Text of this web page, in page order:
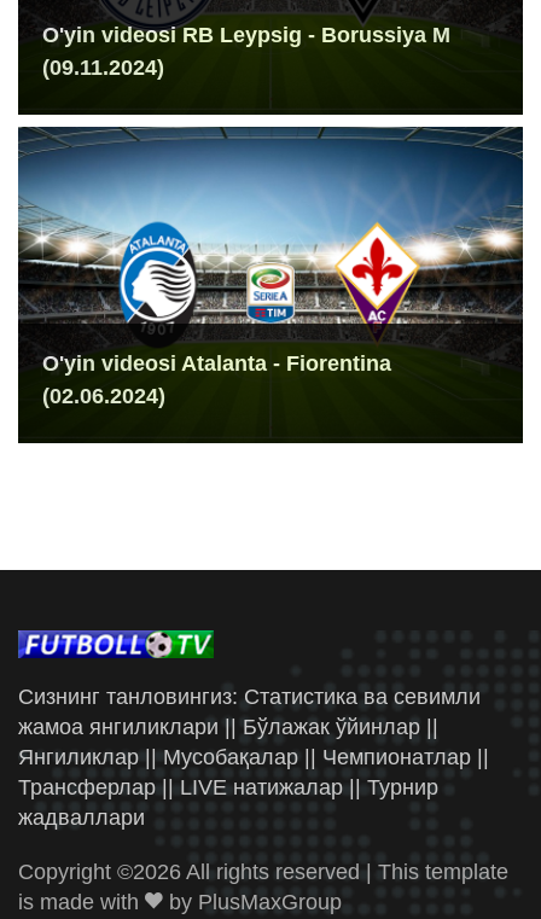
O'yin videosi RB Leypsig - Borussiya M
(09.11.2024)
O'yin videosi Atalanta - Fiorentina
(02.06.2024)
Сизнинг танловингиз: Статистика ва севимли
жамоа янгиликлари || Бўлажак ўйинлар ||
Янгиликлар || Мусобақалар || Чемпионатлар ||
Трансферлар || LIVE натижалар || Турнир
жадваллари
Copyright ©2026 All rights reserved | This template
is made with
by PlusMaxGroup